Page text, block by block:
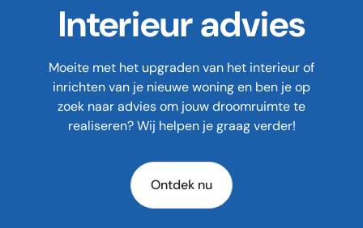
Interieur advies
Moeite met het upgraden van het interieur of
inrichten van je nieuwe woning en ben je op
zoek naar advies om jouw droomruimte te
realiseren? Wij helpen je graag verder!
Ontdek nu